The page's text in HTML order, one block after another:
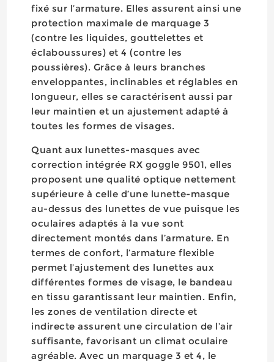
fixé sur l’armature. Elles assurent ainsi une
protection maximale de marquage 3
(contre les liquides, gouttelettes et
éclaboussures) et 4 (contre les
poussières). Grâce à leurs branches
enveloppantes, inclinables et réglables en
longueur, elles se caractérisent aussi par
leur maintien et un ajustement adapté à
toutes les formes de visages.
Quant aux lunettes-masques avec
correction intégrée RX goggle 9501, elles
proposent une qualité optique nettement
supérieure à celle d’une lunette-masque
au-dessus des lunettes de vue puisque les
oculaires adaptés à la vue sont
directement montés dans l’armature. En
termes de confort, l’armature flexible
permet l’ajustement des lunettes aux
différentes formes de visage, le bandeau
en tissu garantissant leur maintien. Enfin,
les zones de ventilation directe et
indirecte assurent une circulation de l’air
suffisante, favorisant un climat oculaire
agréable. Avec un marquage 3 et 4, le